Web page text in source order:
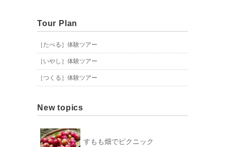
Tour Plan
［たべる］体験ツアー
［いやし］体験ツアー
［つくる］体験ツアー
New topics
すもも畑でピクニック